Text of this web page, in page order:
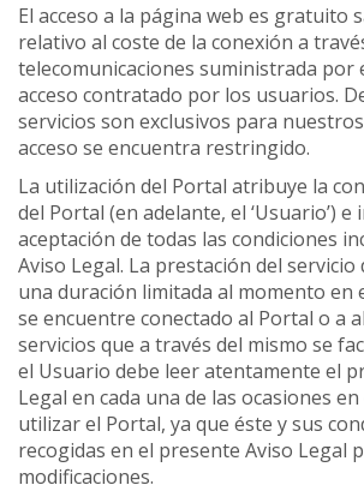
El acceso a la página web es gratuito
relativo al coste de la conexión a
telecomunicaciones suministrada por
acceso contratado por los usuarios.
servicios son exclusivos para
acceso se encuentra restringido.
La utilización del Portal atribuye la
del Portal (en adelante, el ‘Usuario’) e
aceptación de todas las condiciones
Aviso Legal. La prestación del
una duración limitada al momento en
se encuentre conectado al Portal o a
servicios que a través del mismo se
el Usuario debe leer atentamente el
Legal en cada una de las ocasiones
utilizar el Portal, ya que éste y sus
recogidas en el presente Aviso Legal
modificaciones.